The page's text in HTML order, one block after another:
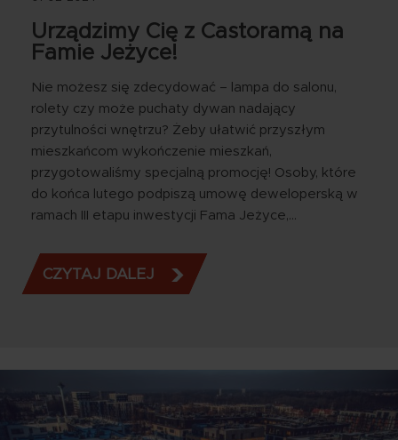
Urządzimy Cię z Castoramą na
Famie Jeżyce!
Nie możesz się zdecydować – lampa do salonu,
rolety czy może puchaty dywan nadający
przytulności wnętrzu? Żeby ułatwić przyszłym
mieszkańcom wykończenie mieszkań,
przygotowaliśmy specjalną promocję! Osoby, które
do końca lutego podpiszą umowę deweloperską w
ramach III etapu inwestycji Fama Jeżyce,…
CZYTAJ DALEJ